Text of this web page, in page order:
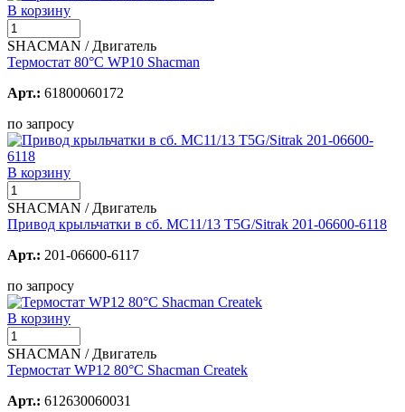
В корзину
SHACMAN / Двигатель
Термостат 80°С WP10 Shacman
Арт.: 61800060172
по запросу
В корзину
SHACMAN / Двигатель
Привод крыльчатки в сб. МС11/13 T5G/Sitrak 201-06600-6118
Арт.: 201-06600-6117
по запросу
В корзину
SHACMAN / Двигатель
Термостат WP12 80°C Shacman Createk
Арт.: 612630060031